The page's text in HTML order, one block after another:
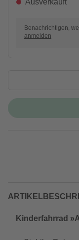
Ausverkauft
Benachrichtigen,
anmelden
Kinderfahrrad